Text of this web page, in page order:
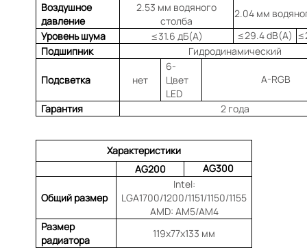
Воздушное
давление
2.53 мм водяного
столба
2.04 мм
Уровень шума
≤31.6 дБ(A) ≤29.4 dB(A)
Подшипник
Гидродинамический
Подсветка нет
6-
Цвет
LED
A-RGB
Гарантия 2 года
Характеристики
AG200
AG300
Общий размер
Intel:
LGA1700/1200/1151/1150/1155
AMD: AM5/AM4
Размер
радиатора
119x77x133 мм